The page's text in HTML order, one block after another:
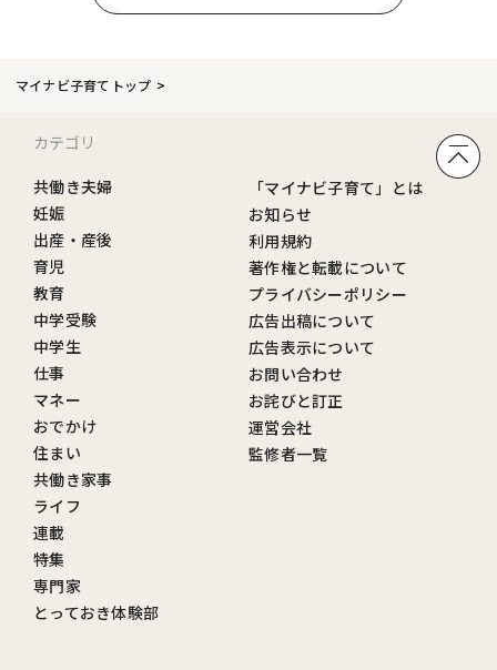
マイナビ子育てトップ
カテゴリ
共働き夫婦
妊娠
出産・産後
育児
教育
中学受験
中学生
仕事
マネー
おでかけ
住まい
共働き家事
ライフ
連載
特集
専門家
とっておき体験部
「マイナビ子育て」とは
お知らせ
利用規約
著作権と転載について
プライバシーポリシー
広告出稿について
広告表示について
お問い合わせ
お詫びと訂正
運営会社
監修者一覧